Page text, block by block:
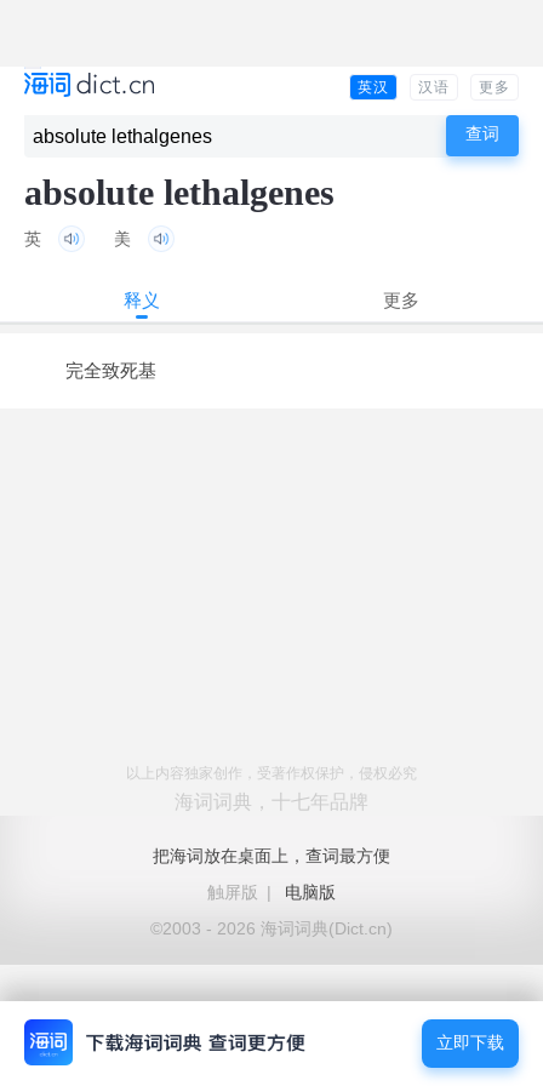
英汉 汉语 更多
absolute lethalgenes
英 美
释义 更多
完全致死基
以上内容独家创作，受著作权保护，侵权必究
海词词典，十七年品牌
把海词放在桌面上，查词最方便
触屏版
|
电脑版
©2003 - 2026 海词词典(Dict.cn)
立即下载
立即下载